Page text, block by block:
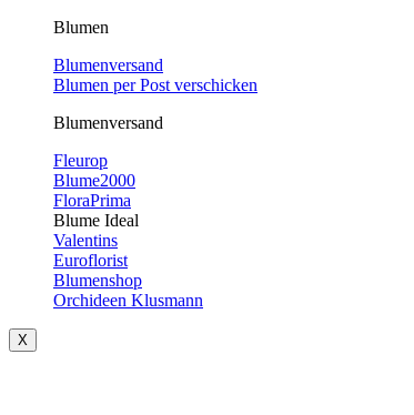
Blumen
Blumenversand
Blumen per Post verschicken
Blumenversand
Fleurop
Blume2000
FloraPrima
Blume Ideal
Valentins
Euroflorist
Blumenshop
Orchideen Klusmann
X